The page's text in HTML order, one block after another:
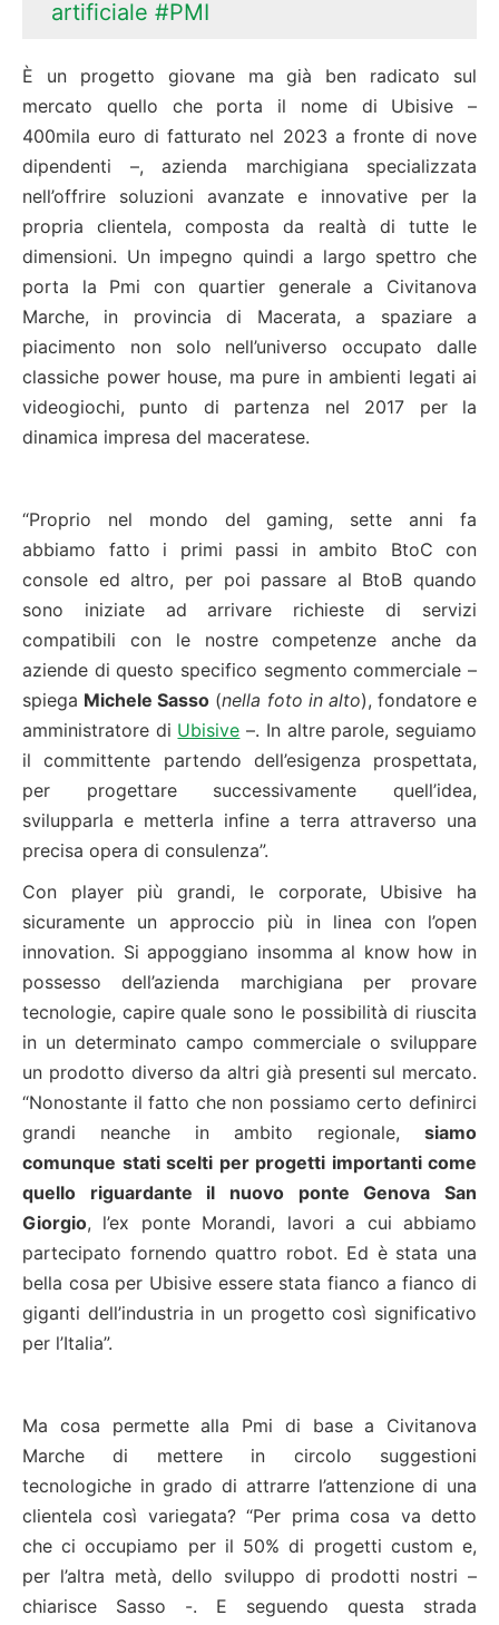
artificiale #PMI
È un progetto giovane ma già ben radicato sul
mercato quello che porta il nome di Ubisive –
400mila euro di fatturato nel 2023 a fronte di nove
dipendenti –, azienda marchigiana specializzata
nell’offrire soluzioni avanzate e innovative per la
propria clientela, composta da realtà di tutte le
dimensioni. Un impegno quindi a largo spettro che
porta la Pmi con quartier generale a Civitanova
Marche, in provincia di Macerata, a spaziare a
piacimento non solo nell’universo occupato dalle
classiche power house, ma pure in ambienti legati ai
videogiochi, punto di partenza nel 2017 per la
dinamica impresa del maceratese.
“Proprio nel mondo del gaming, sette anni fa
abbiamo fatto i primi passi in ambito BtoC con
console ed altro, per poi passare al BtoB quando
sono iniziate ad arrivare richieste di servizi
compatibili con le nostre competenze anche da
aziende di questo specifico segmento commerciale –
spiega Michele Sasso (nella foto in alto), fondatore e
amministratore di Ubisive –. In altre parole, seguiamo
il committente partendo dell’esigenza prospettata,
per progettare successivamente quell’idea,
svilupparla e metterla infine a terra attraverso una
precisa opera di consulenza”.
Con player più grandi, le corporate, Ubisive ha
sicuramente un approccio più in linea con l’open
innovation. Si appoggiano insomma al know how in
possesso dell’azienda marchigiana per provare
tecnologie, capire quale sono le possibilità di riuscita
in un determinato campo commerciale o sviluppare
un prodotto diverso da altri già presenti sul mercato.
“Nonostante il fatto che non possiamo certo definirci
grandi neanche in ambito regionale, siamo
comunque stati scelti per progetti importanti come
quello riguardante il nuovo ponte Genova San
Giorgio, l’ex ponte Morandi, lavori a cui abbiamo
partecipato fornendo quattro robot. Ed è stata una
bella cosa per Ubisive essere stata fianco a fianco di
giganti dell’industria in un progetto così significativo
per l’Italia”.
Ma cosa permette alla Pmi di base a Civitanova
Marche di mettere in circolo suggestioni
tecnologiche in grado di attrarre l’attenzione di una
clientela così variegata? “Per prima cosa va detto
che ci occupiamo per il 50% di progetti custom e,
per l’altra metà, dello sviluppo di prodotti nostri –
chiarisce Sasso -. E seguendo questa strada